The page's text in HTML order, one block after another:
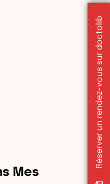
Mes
Réserver un rendez-vous sur doctolib